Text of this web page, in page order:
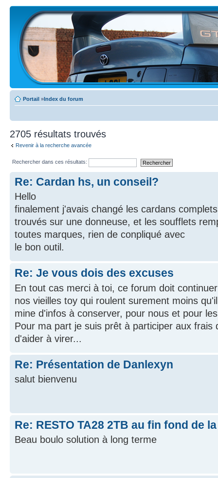
Portail »Index du forum
2705 résultats trouvés
Revenir à la recherche avancée
Rechercher dans ces résultats:
Re: Cardan hs, un conseil?
Hello
finalement j'avais changé les cardans
trouvés sur une donneuse, et les soufflets
toutes marques, rien de conpliqué avec
le bon outil.
Re: Je vous dois des excuses
En tout cas merci à toi, ce forum doit
nos vieilles toy qui roulent surement moins
mine d'infos à conserver, pour nous et pour
Pour ma part je suis prêt à participer aux frais
d'aider à virer...
Re: Présentation de Danlexyn
salut bienvenu
Re: RESTO TA28 2TB au fin fond de
Beau boulo solution à long terme